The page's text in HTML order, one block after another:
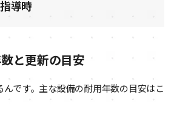
導時
と更新の目安
です。主な設備の耐用年数の目安はこ